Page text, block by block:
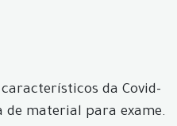
da Covid-
de material para exame.